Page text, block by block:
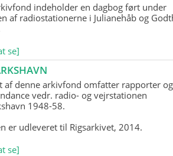
indeholder en dagbog ført under
af radiostationerne i Julianehåb og
se]
af denne arkivfond omfatter rapporter og
vedr. radio- og vejrstationen
1948-58.
er udleveret til Rigsarkivet, 2014.
se]